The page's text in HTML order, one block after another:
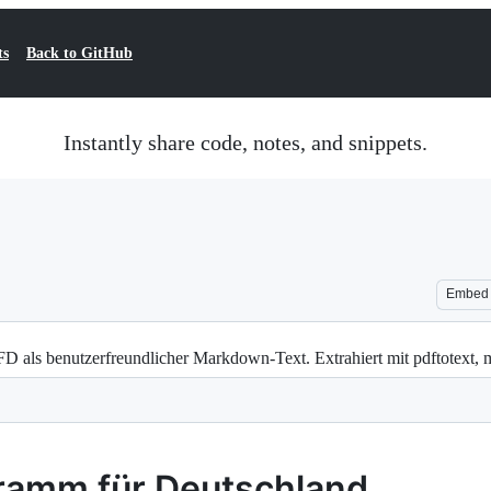
Back to GitHub
Instantly share code, notes, and snippets.
Embed
als benutzerfreundlicher Markdown-Text. Extrahiert mit pdftotext,